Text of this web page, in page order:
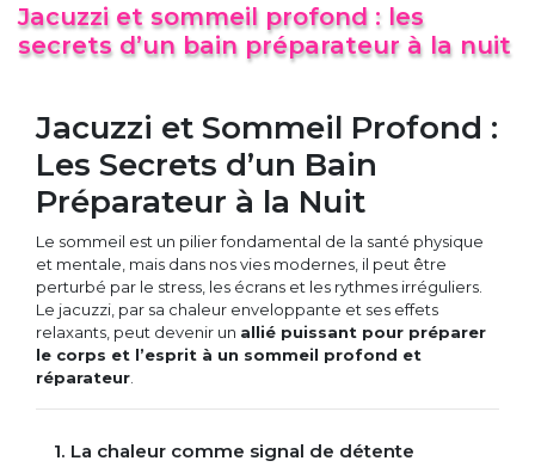
Jacuzzi et sommeil profond : les
secrets d’un bain préparateur à la nuit
Jacuzzi et Sommeil Profond :
Les Secrets d’un Bain
Préparateur à la Nuit
Le sommeil est un pilier fondamental de la santé physique
et mentale, mais dans nos vies modernes, il peut être
perturbé par le stress, les écrans et les rythmes irréguliers.
Le jacuzzi, par sa chaleur enveloppante et ses effets
relaxants, peut devenir un allié puissant pour préparer
le corps et l’esprit à un sommeil profond et
réparateur
1. La chaleur comme signal de détente